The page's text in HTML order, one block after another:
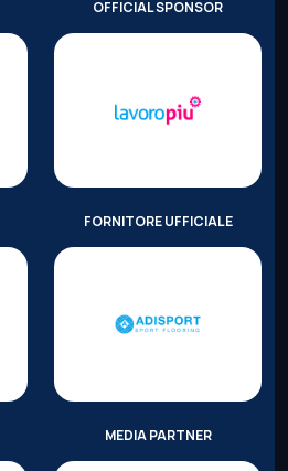
OFFICIAL SPONSOR
FORNITORE UFFICIALE
MEDIA PARTNER